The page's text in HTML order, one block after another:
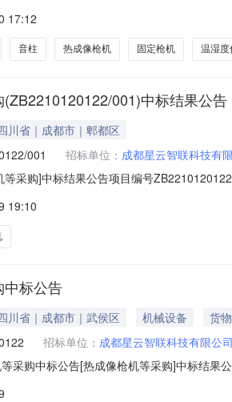
器、25台单目卡片机及30台液位计。是否
文
17:12
音柱 热成像枪机 固定枪机 温湿度
001)中标结果公告
川省｜成都市｜郫都区
001 招标单位： 成都星云智联科技有
等采购]中标结果公告项目编号
19:10
中标公告
川省｜成都市｜武侯区 机械设备
货物
招标单位： 成都星云智联科技有限公
采购中标公告[热成像枪机等采购]中标结果